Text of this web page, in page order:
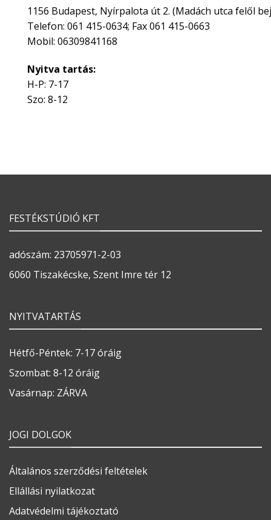
1156 Budapest, Nyírpalota út 2. (Madách utca felől
Telefon: 061 415-0634; Fax 061 415-0663
Mobil: 06309841168
Nyitva tartás:
H-P: 7-17
Szo: 8-12
FESTÉKSTÚDIÓ KFT
adószám: 23705971-2-03
6060 Tiszakécske, Szent Imre tér 12
NYITVATARTÁS
Hétfő-Péntek: 7-17 óráig
Szombat: 8-12 óráig
Vasárnap: ZÁRVA
JOGI DOLGOK
Általános szerződési feltételek
Ellállási nyilatkozat
Adatvédelmi tájékoztató